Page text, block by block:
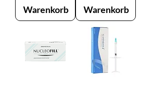
Warenkorb
Warenkorb